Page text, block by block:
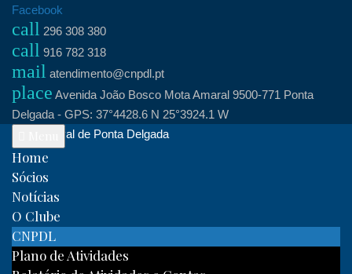
Skip
content
Facebook
call 296 308 380
call 916 782 318
mail atendimento@cnpdl.pt
place Avenida João Bosco Mota Amaral 9500-771 Ponta
Delgada - GPS: 37°4428.6 N 25°3924.1 W
Clube Naval de Ponta Delgada
Home
Sócios
Notícias
O Clube
CNPDL
Plano de Atividades